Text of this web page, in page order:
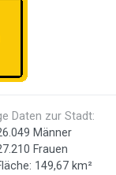
Daten zur Stadt:
Männer
Frauen
149,67 km²